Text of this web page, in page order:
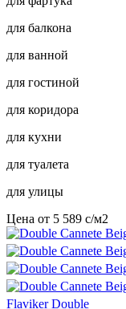
для балкона
для ванной
для гостиной
для коридора
для кухни
для туалета
для улицы
Цена от 5 589 c/м2
Flaviker Double